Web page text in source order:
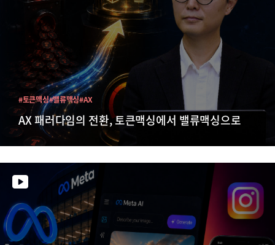
AX 패러다임의 전환, 토큰맥싱에서 밸류맥싱으로
#토큰맥싱#밸류맥싱#AX